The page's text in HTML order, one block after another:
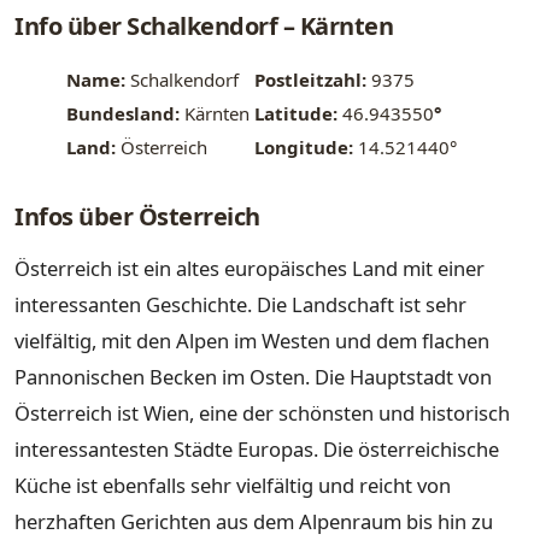
Info über Schalkendorf – Kärnten
Name: Schalkendorf Postleitzahl: 9375
Bundesland: Kärnten Latitude: 46.943550°
Land: Österreich Longitude: 14.521440°
Infos über Österreich
Österreich ist ein altes europäisches Land mit einer
interessanten Geschichte. Die Landschaft ist sehr
vielfältig, mit den Alpen im Westen und dem flachen
Pannonischen Becken im Osten. Die Hauptstadt von
Österreich ist Wien, eine der schönsten und historisch
interessantesten Städte Europas. Die österreichische
Küche ist ebenfalls sehr vielfältig und reicht von
herzhaften Gerichten aus dem Alpenraum bis hin zu